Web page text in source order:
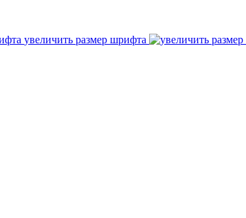
увеличить размер шрифта